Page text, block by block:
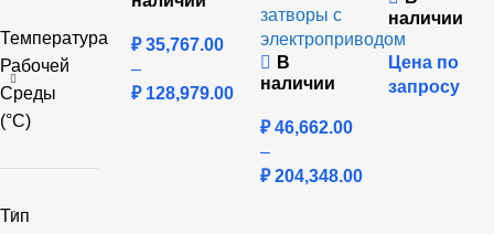
Температура
Рабочей
Среды
(°C)
Тип
₽35,767.00
–
₽128,979.00
затворы с
электроприводом
В
наличии
₽46,662.00
–
₽204,348.00
наличии
Цена по
запросу